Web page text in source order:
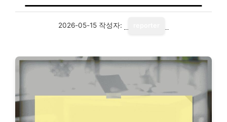
2026-05-15 작성자: